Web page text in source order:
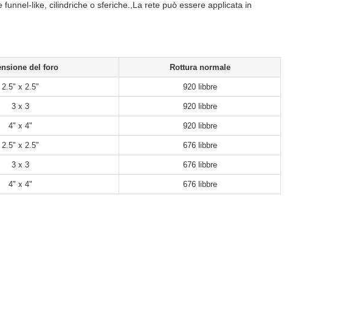
like, cilindriche o sferiche.,La rete può essere applicata in
del foro Rottura normale
2.5" x 2.5" 920 libbre
3 x 3 920 libbre
4" x 4" 920 libbre
2.5" x 2.5" 676 libbre
3 x 3 676 libbre
4" x 4" 676 libbre